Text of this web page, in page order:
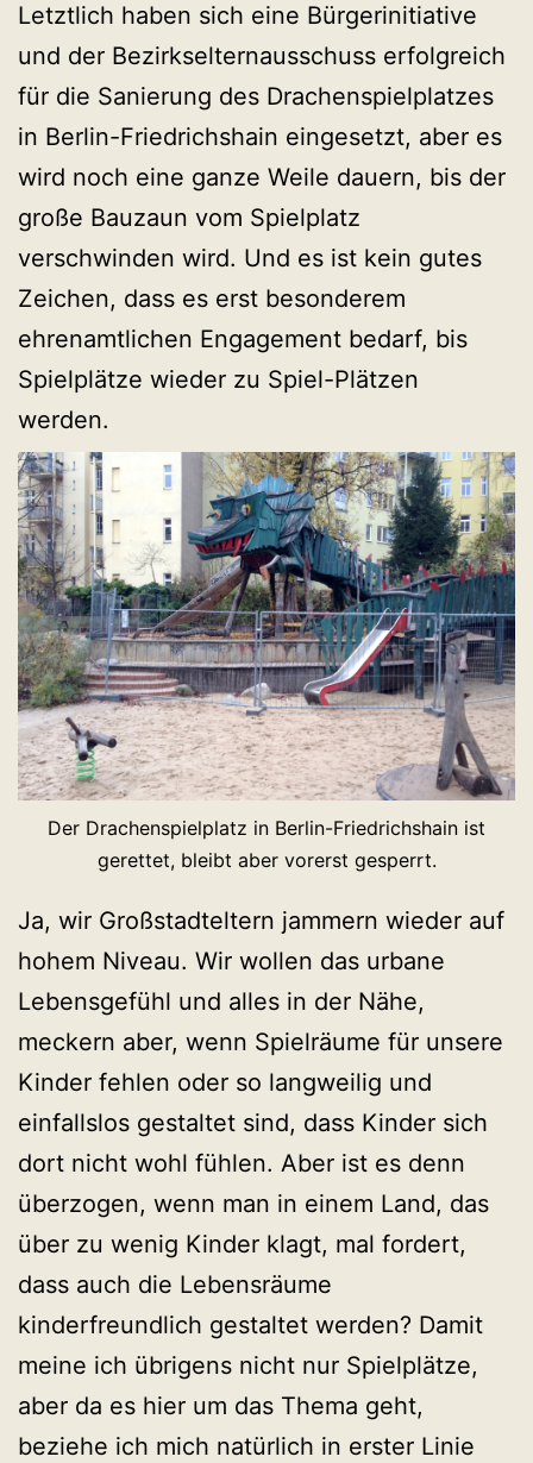
Letztlich haben sich eine Bürgerinitiative
und der Bezirkselternausschuss erfolgreich
für die Sanierung des Drachenspielplatzes
in Berlin-Friedrichshain eingesetzt, aber es
wird noch eine ganze Weile dauern, bis der
große Bauzaun vom Spielplatz
verschwinden wird. Und es ist kein gutes
Zeichen, dass es erst besonderem
ehrenamtlichen Engagement bedarf, bis
Spielplätze wieder zu Spiel-Plätzen
werden.
Der Drachenspielplatz in Berlin-Friedrichshain ist
gerettet, bleibt aber vorerst gesperrt.
Ja, wir Großstadteltern jammern wieder auf
hohem Niveau. Wir wollen das urbane
Lebensgefühl und alles in der Nähe,
meckern aber, wenn Spielräume für unsere
Kinder fehlen oder so langweilig und
einfallslos gestaltet sind, dass Kinder sich
dort nicht wohl fühlen. Aber ist es denn
überzogen, wenn man in einem Land, das
über zu wenig Kinder klagt, mal fordert,
dass auch die Lebensräume
kinderfreundlich gestaltet werden? Damit
meine ich übrigens nicht nur Spielplätze,
aber da es hier um das Thema geht,
beziehe ich mich natürlich in erster Linie